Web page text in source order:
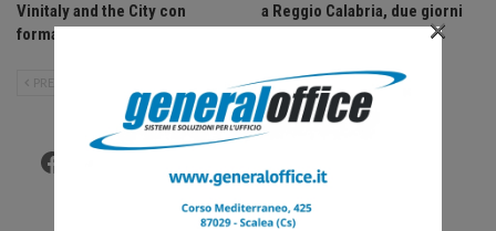
Vinitaly and the City con
format diverso da Sibari.
a Reggio Calabria, due giorni
PRECEDENTE
Facebook
Twitter
×